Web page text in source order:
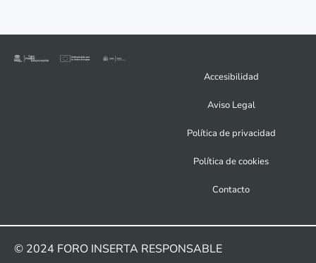
Accesibilidad
Aviso Legal
Política de privacidad
Política de cookies
Contacto
© 2024 FORO INSERTA RESPONSABLE